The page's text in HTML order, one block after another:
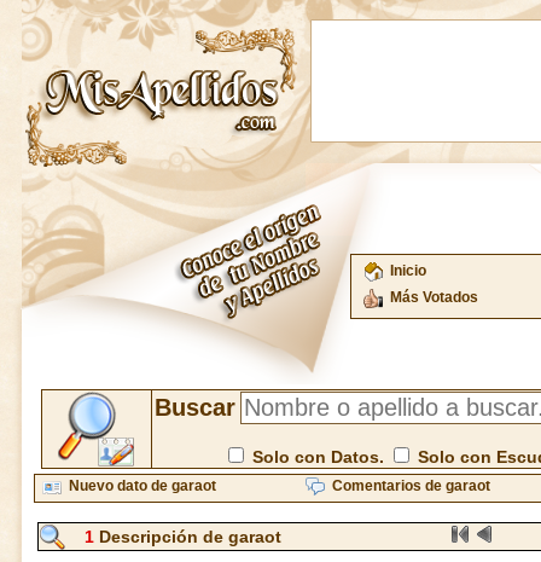
Inicio
Más Votados
Buscar
Solo con Datos. Solo con
Nuevo dato de garaot Comentarios de garaot
1 Descripción de garaot